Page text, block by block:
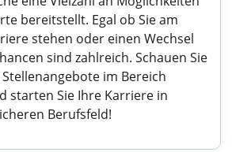
bereitstellt. Egal ob Sie am
stehen oder einen Wechsel
sind zahlreich. Schauen Sie
im Bereich
starten Sie Ihre Karriere in
Berufsfeld!